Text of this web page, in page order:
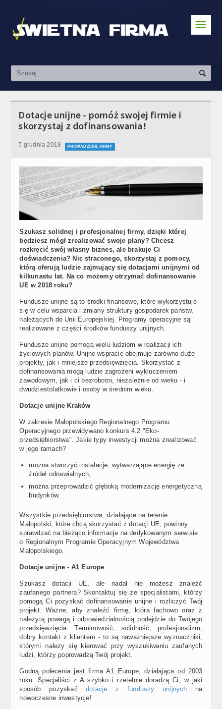
Zakładanie działalności
Pozyskiwanie klientów
Kredyty i finanse
Prowadzenie firmy
Social Media & Marketing
Kursy
Praca
☰
Dotacje unijne - pomóż swojej firmie i
skorzystaj z dofinansowania!
7 grudnia 2018 PROWADZENIE FIRMY
Szukasz solidnej i profesjonalnej firmy, dzięki której
będziesz mógł zrealizować swoje plany? Chcesz
rozkręcić swój własny biznes, ale brakuje Ci
doświadczenia? Nic straconego, skorzystaj z pomocy,
którą oferują ludzie zajmujący się dotacjami unijnymi od
kilkunastu lat. Na co możemy otrzymać dofinansowanie
UE w 2018 roku?
Fundusze unijne są to środki finansowe, które wykorzystuje
się w celu wsparcia i zmiany struktury gospodarek państw,
należących do Unii Europejskiej. Programy operacyjne są
realizowane z części środków funduszy unijnych.
Fundusze unijne pomogą wielu ludziom w realizacji ich
życiowych planów. Unijne wspracie obejmuje zarówno duże
projekty, jak i mniejsze przedsięwzięcia. Skorzystać z
dofinansowania mogą ludzie zagrożeni wykluczeniem
zawodowym, jak i ci bezrobotni, niezależnie od wieku - i
dwudziestolatkowie i osoby w średnim wieku.
Dotacje unijne Kraków
W zakresie Małopolskiego Regionalnego Programu
Operacyjnego przewidywano konkurs 4.2 "Eko-
przedsiębiorstwa". Jakie typy inwestycji można zrealizować
w jego ramach?
można stworzyć instalacje, wytwarzające energię ze
źródeł odnawialnych,
można przeprowadzić głęboką modernizację energetyczną
budynków.
Wszystkie przedsiębiorstwa, działające na terenie
Małopolski, które chcą skorzystać z dotacji UE, powinny
sprawdzać na bieżąco informacje na dedykowanym serwisie
o Regionalnym Programie Operacyjnym Województwa
Małopolskiego.
Dotacje unijne - A1 Europe
Szukasz dotacji UE, ale nadal nie możesz znaleźć
zaufanego partnera? Skontaktuj się ze specjalistami, którzy
pomogą Ci pozyskać dofinansowanie unijne i rozliczyć Twój
projekt. Ważne, aby znaleźć firmę, która fachowo oraz z
należytą powagą i odpowiedzialnością podejdzie do Twojego
przedsięwzięcia. Terminowość, solidność, profesjonalizm,
dobry kontakt z klientem - to są naważniejsze wyznaczniki,
którymi należy się kierować przy wyszukiwaniu zaufanych
ludzi, którzy poprowadzą Twój projekt.
Godną polecenia jest firma A1 Europe, działająca od 2003
roku. Specjaliści z A szybko i rzetelnie doradzą Ci, w jaki
sposób pozyskaćdotacje z funduszy unijnych na
nowoczesne inwestycje!